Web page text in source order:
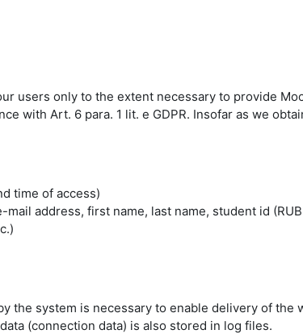
users only to the extent necessary to provide
with Art. 6 para. 1 lit. e GDPR. Insofar as we
time of access)
address, first name, last name, student id
the system is necessary to enable delivery of
(connection data) is also stored in log files.